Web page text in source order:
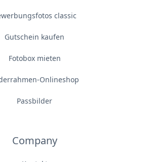
classic
Gutschein kaufen
Fotobox mieten
Onlineshop
Passbilder
Company